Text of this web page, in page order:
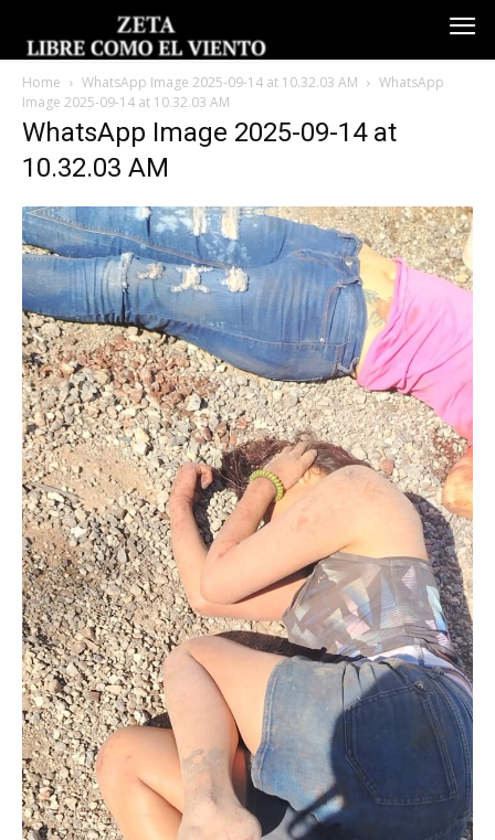
Home WhatsApp Image 2025-09-14 at 10.32.03 AM
WhatsApp
Image 2025-09-14 at 10.32.03 AM
WhatsApp Image 2025-09-14 at
10.32.03 AM